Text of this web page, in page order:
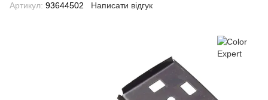
Артикул: 93644502 Написати відгук